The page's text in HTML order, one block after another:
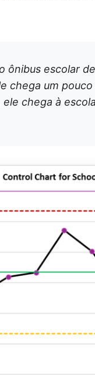
ônibus escolar
chega um
chega à